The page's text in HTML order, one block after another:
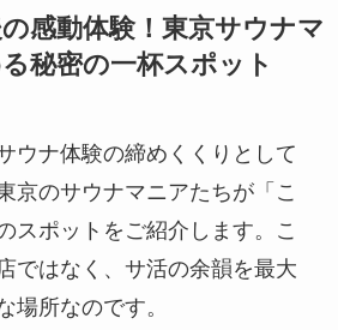
感動体験！東京サウナマ
秘密の一杯スポット
ウナ体験の締めくくりとして
京のサウナマニアたちが「こ
スポットをご紹介します。こ
ではなく、サ活の余韻を最大
場所なのです。